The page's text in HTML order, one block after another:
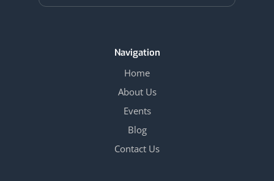
Navigation
Home
About Us
Events
Blog
Contact Us